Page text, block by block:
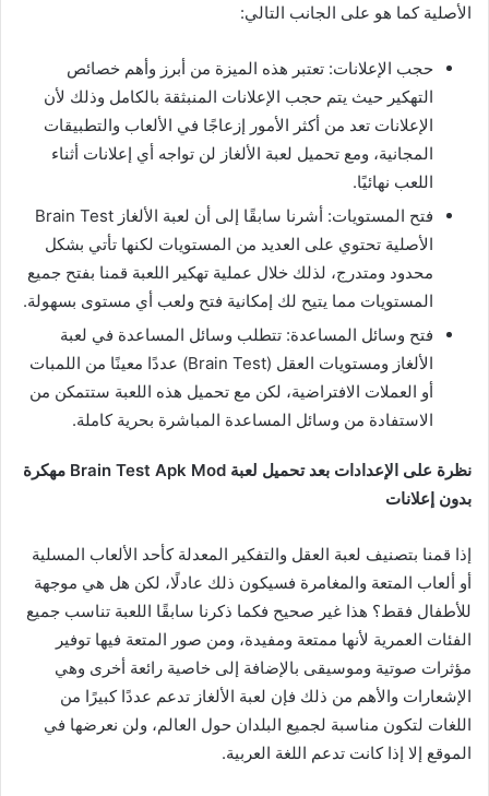
الأصلية كما هو على الجانب التالي:
حجب الإعلانات: تعتبر هذه الميزة من أبرز وأهم خصائص
التهكير حيث يتم حجب الإعلانات المنبثقة بالكامل وذلك لأن
الإعلانات تعد من أكثر الأمور إزعاجًا في الألعاب والتطبيقات
المجانية، ومع تحميل لعبة الألغاز لن تواجه أي إعلانات أثناء
اللعب نهائيًا.
فتح المستويات: أشرنا سابقًا إلى أن لعبة الألغاز Brain Test
الأصلية تحتوي على العديد من المستويات لكنها تأتي بشكل
محدود ومتدرج، لذلك خلال عملية تهكير اللعبة قمنا بفتح جميع
المستويات مما يتيح لك إمكانية فتح ولعب أي مستوى بسهولة.
فتح وسائل المساعدة: تتطلب وسائل المساعدة في لعبة
الألغاز ومستويات العقل (Brain Test) عددًا معينًا من اللمبات
أو العملات الافتراضية، لكن مع تحميل هذه اللعبة ستتمكن من
الاستفادة من وسائل المساعدة المباشرة بحرية كاملة.
نظرة على الإعدادات بعد تحميل لعبة Brain Test Apk Mod مهكرة
بدون إعلانات
إذا قمنا بتصنيف لعبة العقل والتفكير المعدلة كأحد الألعاب المسلية
أو ألعاب المتعة والمغامرة فسيكون ذلك عادلًا، لكن هل هي موجهة
للأطفال فقط؟ هذا غير صحيح فكما ذكرنا سابقًا اللعبة تناسب جميع
الفئات العمرية لأنها ممتعة ومفيدة، ومن صور المتعة فيها توفير
مؤثرات صوتية وموسيقى بالإضافة إلى خاصية رائعة أخرى وهي
الإشعارات والأهم من ذلك فإن لعبة الألغاز تدعم عددًا كبيرًا من
اللغات لتكون مناسبة لجميع البلدان حول العالم، ولن نعرضها في
الموقع إلا إذا كانت تدعم اللغة العربية.